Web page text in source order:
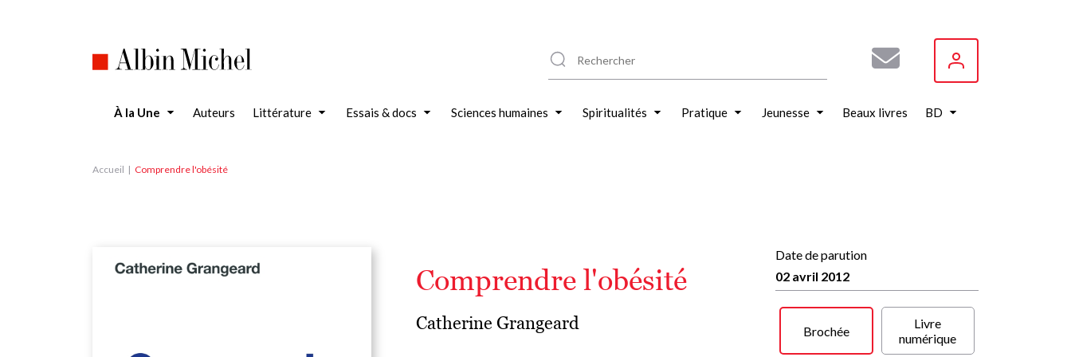
À la Une Auteurs Littérature Essais & docs Sciences humaines Spiritualités Pratique Jeunesse Beaux livres BD
Accueil Comprendre l'obésité
Comprendre l'obésité
Catherine Grangeard
Date de parution
02 avril 2012
Brochée
Livre
numérique